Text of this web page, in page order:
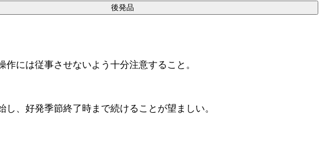
には従事させないよう十分注意すること。
、好発季節終了時まで続けることが望ましい。
後発品